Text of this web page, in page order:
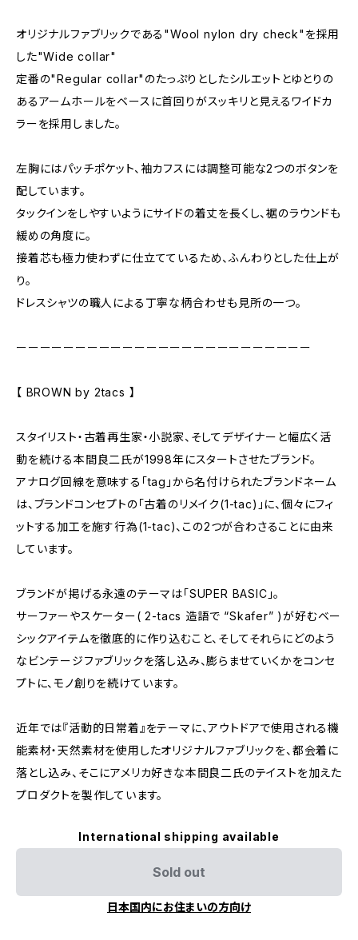
オリジナルファブリックである"Wool nylon dry check"を採用
した"Wide collar"
定番の"Regular collar"のたっぷりとしたシルエットとゆとりの
あるアームホールをベースに首回りがスッキリと見えるワイドカ
ラーを採用しました。
左胸にはパッチポケット、袖カフスには調整可能な2つのボタンを
配しています。
タックインをしやすいようにサイドの着丈を長くし、裾のラウンドも
緩めの角度に。
接着芯も極力使わずに仕立てているため、ふんわりとした仕上が
り。
ドレスシャツの職人による丁寧な柄合わせも見所の一つ。
ーーーーーーーーーーーーーーーーーーーーーーーーー
【 BROWN by 2tacs 】
スタイリスト・古着再生家・小説家、そしてデザイナーと幅広く活
動を続ける本間良二氏が1998年にスタートさせたブランド。
アナログ回線を意味する「tag」から名付けられたブランドネーム
は、ブランドコンセプトの「古着のリメイク(1-tac)」に、個々にフィ
ットする加工を施す行為(1-tac)、この2つが合わさることに由来
しています。
ブランドが掲げる永遠のテーマは「SUPER BASIC」。
サーファーやスケーター( 2-tacs 造語で “Skafer” )が好むベー
シックアイテムを徹底的に作り込むこと、そしてそれらにどのよう
なビンテージファブリックを落し込み、膨らませていくかをコンセ
プトに、モノ創りを続けています。
近年では『活動的日常着』をテーマに、アウトドアで使用される機
能素材・天然素材を使用したオリジナルファブリックを、都会着に
落とし込み、そこにアメリカ好きな本間良二氏のテイストを加えた
プロダクトを製作しています。
International shipping available
Sold out
日本国内にお住まいの方向け